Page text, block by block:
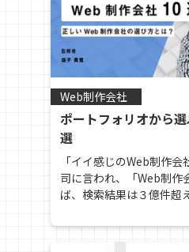
Web制作会社
ポートフォリオから
選
「イイ感じのWeb制作
司に言われ、「Web制作
ば、検索結果は３億件超
予想の３倍から５倍くら